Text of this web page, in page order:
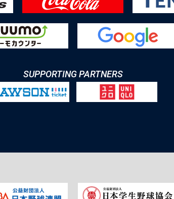
SUPPORTING PARTNERS